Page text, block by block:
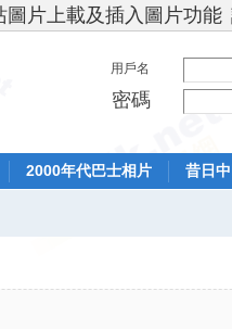
圖片上載及插入圖片功能
用戶名
密碼
2000年代巴士相片 昔日